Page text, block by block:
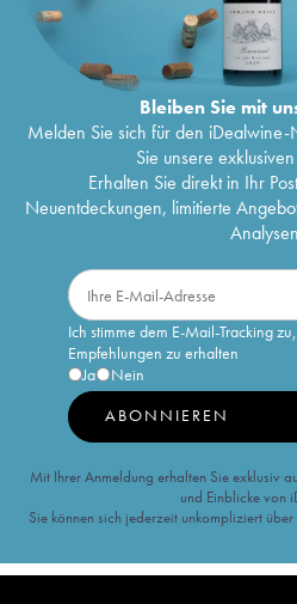
Bleiben Sie mit
Melden Sie sich für den
Sie unsere
Erhalten Sie direkt in Ihr
Neuentdeckungen, limitierte
Ich stimme dem E-Mail-Tracking
Empfehlungen zu erhalten
Ja
Nein
ABONNIEREN
Mit Ihrer Anmeldung erhalten Sie exklusiv
und Einblicke von
Sie können sich jederzeit unkompliziert